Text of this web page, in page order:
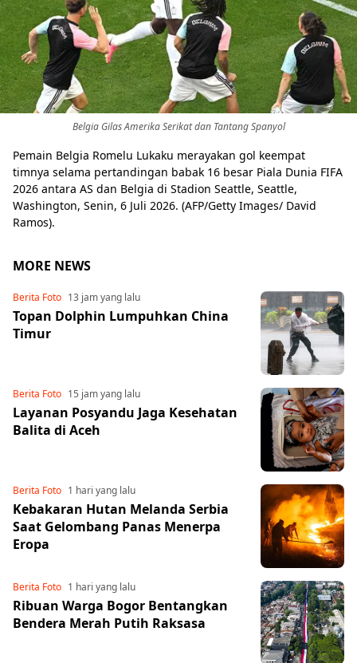
Belgia Gilas Amerika Serikat dan Tantang Spanyol
Pemain Belgia Romelu Lukaku merayakan gol keempat
timnya selama pertandingan babak 16 besar Piala Dunia FIFA
2026 antara AS dan Belgia di Stadion Seattle, Seattle,
Washington, Senin, 6 Juli 2026. (AFP/Getty Images/ David
Ramos).
MORE NEWS
Berita Foto 13 jam yang lalu
Topan Dolphin Lumpuhkan China
Timur
Berita Foto 15 jam yang lalu
Layanan Posyandu Jaga Kesehatan
Balita di Aceh
Berita Foto 1 hari yang lalu
Kebakaran Hutan Melanda Serbia
Saat Gelombang Panas Menerpa
Eropa
Berita Foto 1 hari yang lalu
Ribuan Warga Bogor Bentangkan
Bendera Merah Putih Raksasa
Share to others
Pinterest
Mail